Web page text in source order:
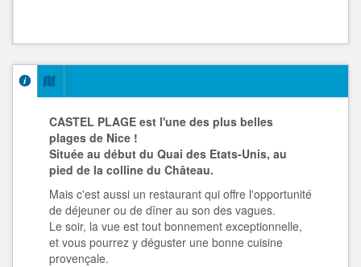
CASTEL PLAGE est l'une des plus belles
plages de Nice !
Située au début du Quai des Etats-Unis, au
pied de la colline du Château.
Mais c'est aussi un restaurant qui offre l'opportunité
de déjeuner ou de dîner au son des vagues.
Le soir, la vue est tout bonnement exceptionnelle,
et vous pourrez y déguster une bonne cuisine
provençale.